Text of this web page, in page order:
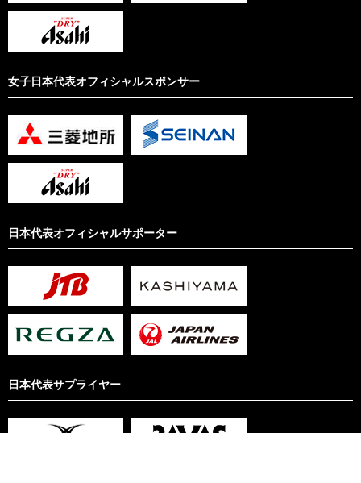
女子日本代表オフィシャルスポンサー
日本代表オフィシャルサポーター
日本代表サプライヤー